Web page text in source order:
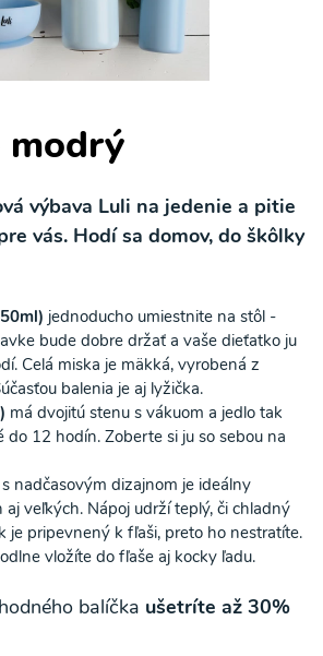
modrý
výbava Luli na jedenie a pitie
vás. Hodí sa domov, do škôlky
jednoducho umiestnite na stôl -
bude dobre držať a vaše dieťatko ju
Celá miska je mäkká, vyrobená z
balenia je aj lyžička.
má dvojitú stenu s vákuom a jedlo tak
do 12 hodín. Zoberte si ju so sebou na
s nadčasovým dizajnom je ideálny
veľkých. Nápoj udrží teplý, či chladný
je pripevnený k fľaši, preto ho nestratíte.
vložíte do fľaše aj kocky ľadu.
balíčka ušetríte až 30%